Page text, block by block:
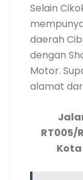
Selain
daerah
dengan
Motor.
alamat
RT005/
Kota